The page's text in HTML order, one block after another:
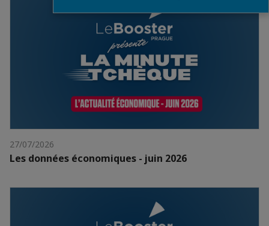
27/07/2026
Les données économiques - juin 2026